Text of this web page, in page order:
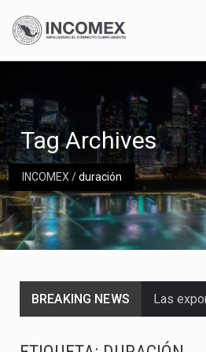
INCOMEX/duración
Tag Archives
BREAKING NEWS